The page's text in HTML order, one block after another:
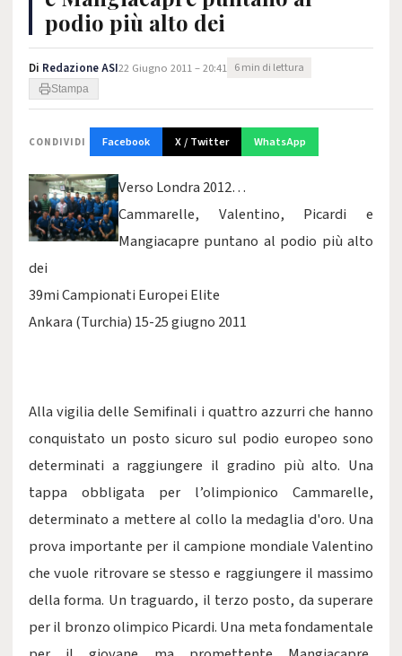
podio più alto dei
Di Redazione ASI22 Giugno 2011 – 20:41 6 min di lettura
Stampa
CONDIVIDI Facebook X / Twitter WhatsApp
Verso Londra 2012…
Cammarelle, Valentino, Picardi e
Mangiacapre puntano al podio più alto
dei
39mi Campionati Europei Elite
Ankara (Turchia) 15-25 giugno 2011
Alla vigilia delle Semifinali i quattro azzurri che hanno
conquistato un posto sicuro sul podio europeo sono
determinati a raggiungere il gradino più alto. Una
tappa obbligata per l’olimpionico Cammarelle,
determinato a mettere al collo la medaglia d'oro. Una
prova importante per il campione mondiale Valentino
che vuole ritrovare se stesso e raggiungere il massimo
della forma. Un traguardo, il terzo posto, da superare
per il bronzo olimpico Picardi. Una meta fondamentale